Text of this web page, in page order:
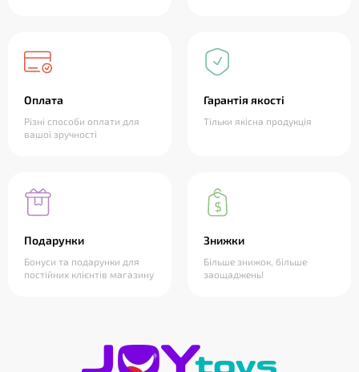
Оплата
Різні способи оплати для
вашої зручності
Гарантія якості
Тільки якісна продукція
Подарунки
Бонуси та подарунки для
постійних клієнтів магазину
Знижки
Більше знижок, більше
заощаджень!